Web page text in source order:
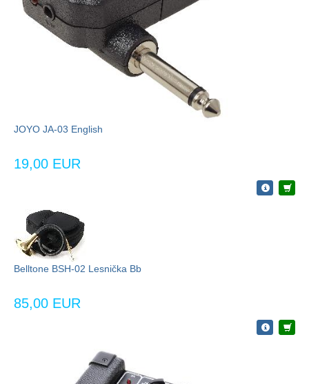
JOYO JA-03 English
19,00 EUR
Belltone BSH-02 Lesnička Bb
85,00 EUR